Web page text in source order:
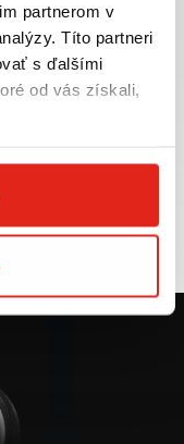
partnerom v
Títo partneri
s ďalšími
od vás získali,
nad 50€ v rámci
SR
VIAC INFO
VIAC INFO